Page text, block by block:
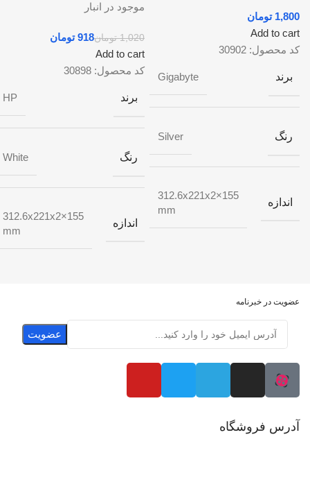
تومان
Add to cart
کد محصول: 30902
برند Gigabyte
رنگ Silver
اندازه
155×312.6x221x2
mm
موجود در انبار
1,020 تومان918 تومان
Add to cart
کد محصول: 30898
برند HP
رنگ White
اندازه
155×312.6x221x2
mm
عضویت در خبرنامه
آدرس فروشگاه